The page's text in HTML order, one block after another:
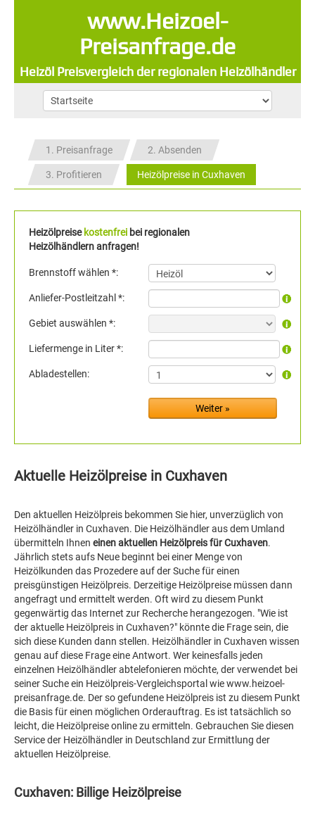
www.Heizoel-
Preisanfrage.de
Heizöl Preisvergleich der regionalen Heizölhändler
1. Preisanfrage 2. Absenden
3. Profitieren Heizölpreise in Cuxhaven
Heizölpreise kostenfrei bei regionalen
Heizölhändlern anfragen!
Brennstoff wählen *:
Anliefer-Postleitzahl *:
Gebiet auswählen *:
Liefermenge in Liter *:
Abladestellen:
Aktuelle Heizölpreise in Cuxhaven
Den aktuellen Heizölpreis bekommen Sie hier, unverzüglich von
Heizölhändler in Cuxhaven. Die Heizölhändler aus dem Umland
übermitteln Ihnen einen aktuellen Heizölpreis für Cuxhaven.
Jährlich stets aufs Neue beginnt bei einer Menge von
Heizölkunden das Prozedere auf der Suche für einen
preisgünstigen Heizölpreis. Derzeitige Heizölpreise müssen dann
angefragt und ermittelt werden. Oft wird zu diesem Punkt
gegenwärtig das Internet zur Recherche herangezogen. "Wie ist
der aktuelle Heizölpreis in Cuxhaven?" könnte die Frage sein, die
sich diese Kunden dann stellen. Heizölhändler in Cuxhaven wissen
genau auf diese Frage eine Antwort. Wer keinesfalls jeden
einzelnen Heizölhändler abtelefonieren möchte, der verwendet bei
seiner Suche ein Heizölpreis-Vergleichsportal wie www.heizoel-
preisanfrage.de. Der so gefundene Heizölpreis ist zu diesem Punkt
die Basis für einen möglichen Orderauftrag. Es ist tatsächlich so
leicht, die Heizölpreise online zu ermitteln. Gebrauchen Sie diesen
Service der Heizölhändler in Deutschland zur Ermittlung der
aktuellen Heizölpreise.
Cuxhaven: Billige Heizölpreise